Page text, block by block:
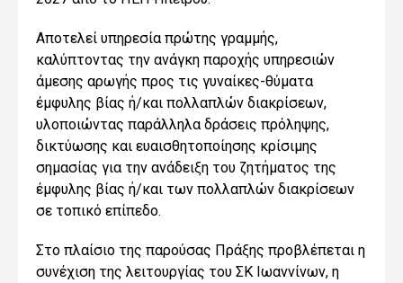
Αποτελεί υπηρεσία πρώτης γραμμής,
καλύπτοντας την ανάγκη παροχής υπηρεσιών
άμεσης αρωγής προς τις γυναίκες-θύματα
έμφυλης βίας ή/και πολλαπλών διακρίσεων,
υλοποιώντας παράλληλα δράσεις πρόληψης,
δικτύωσης και ευαισθητοποίησης κρίσιμης
σημασίας για την ανάδειξη του ζητήματος της
έμφυλης βίας ή/και των πολλαπλών διακρίσεων
σε τοπικό επίπεδο.
Στο πλαίσιο της παρούσας Πράξης προβλέπεται η
συνέχιση της λειτουργίας του ΣΚ Ιωαννίνων, η